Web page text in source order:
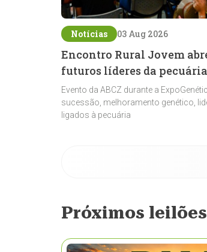
Notícias 03 Aug 2026
Encontro Rural Jovem
futuros líderes da
Evento da ABCZ durante a
sucessão, melhoramento genético,
ligados à pecuária
Próximos leilões